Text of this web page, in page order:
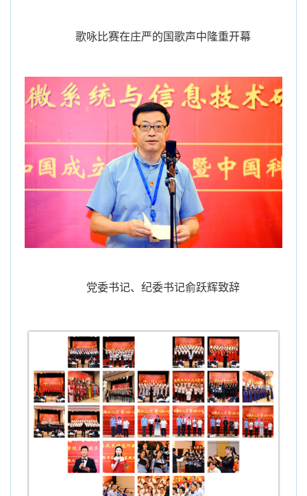
歌咏比赛在庄严的国歌声中隆重开幕
党委书记、纪委书记俞跃辉致辞